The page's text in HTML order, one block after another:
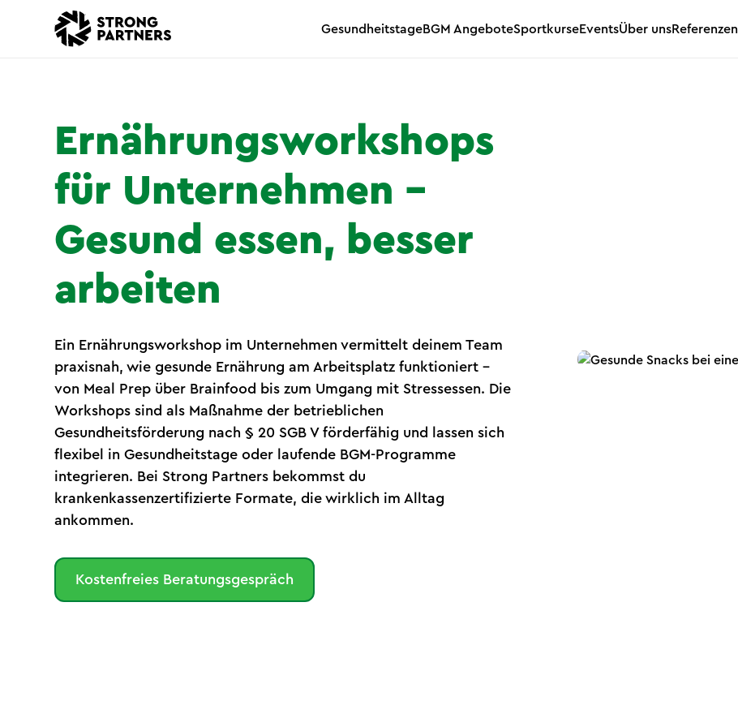
GesundheitstageBGM AngeboteSportkurseEventsÜber unsReferenzen
Ernährungsworkshops
für Unternehmen –
Gesund essen, besser
arbeiten
Ein Ernährungsworkshop im Unternehmen vermittelt deinem Team
praxisnah, wie gesunde Ernährung am Arbeitsplatz funktioniert –
von Meal Prep über Brainfood bis zum Umgang mit Stressessen. Die
Workshops sind als Maßnahme der betrieblichen
Gesundheitsförderung nach § 20 SGB V förderfähig und lassen sich
flexibel in Gesundheitstage oder laufende BGM-Programme
integrieren. Bei Strong Partners bekommst du
krankenkassenzertifizierte Formate, die wirklich im Alltag
ankommen.
Kostenfreies Beratungsgespräch